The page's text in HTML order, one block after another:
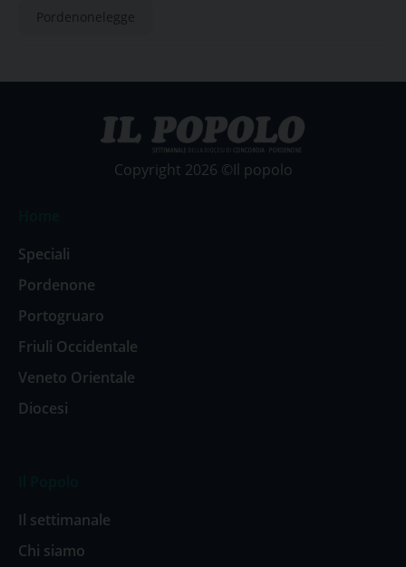
Pordenonelegge
Copyright 2026 ©Il popolo
Speciali
Pordenone
Portogruaro
Friuli Occidentale
Veneto Orientale
Diocesi
Il settimanale
Chi siamo